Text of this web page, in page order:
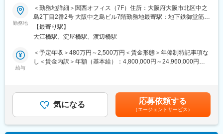
ントもしくはエンジニアとして様々な技術や弊社内のアセットツ
ール群（SynOpsやAiOpsを含む）を用いて変革を実現していただ
きます。
・最新テクノロジーを組合せ、End to End の業務をサポートする
システムを提案・開発し、効果創出までを担っていただきます。
・お客様へ弊社アセット群、ワークフロー、チャットボット、AI-
OCRやRPA導入など、業務効率化を実現する仕組みを短サイクル
で提案し実現するスプリント型の変革を推進していただきます。
的な変革をもたらすための仕組みを提案し、構築していただきま
す。
・これらの業務に携わることで、ビジネスの変化に合わせながら
勤務地
＜勤務地詳細＞関西オフィス（7F）住所：大阪府大阪市北区中之
島2丁目2番2号 大阪中之島ビル7階勤務地最寄駅：地下鉄御堂筋
線、京阪本線／淀屋橋駅受動喫煙対策：屋内全面禁煙変更の範
囲：会社の定める事業所
【最寄り駅】
大江橋駅、淀屋橋駅、渡辺橋駅
給与
＜予定年収＞480万円～2,500万円＜賃金形態＞年俸制特記事項な
し＜賃金内訳＞年額（基本給）：4,800,000円～24,960,000円＜
気になる 応募依頼する
（エージェントサービス）